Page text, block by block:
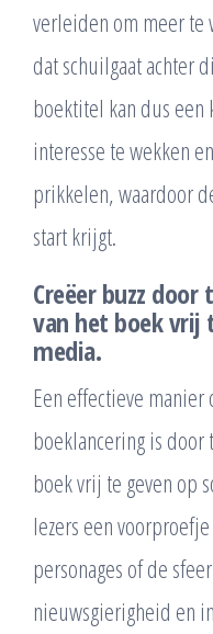
verleiden om meer te
dat schuilgaat achter
boektitel kan dus
interesse te wekken
prikkelen, waardoor
start krijgt.
Creëer buzz door
van het boek vrij
media.
Een effectieve
boeklancering is door
boek vrij te geven op
lezers een
personages of de
nieuwsgierigheid en